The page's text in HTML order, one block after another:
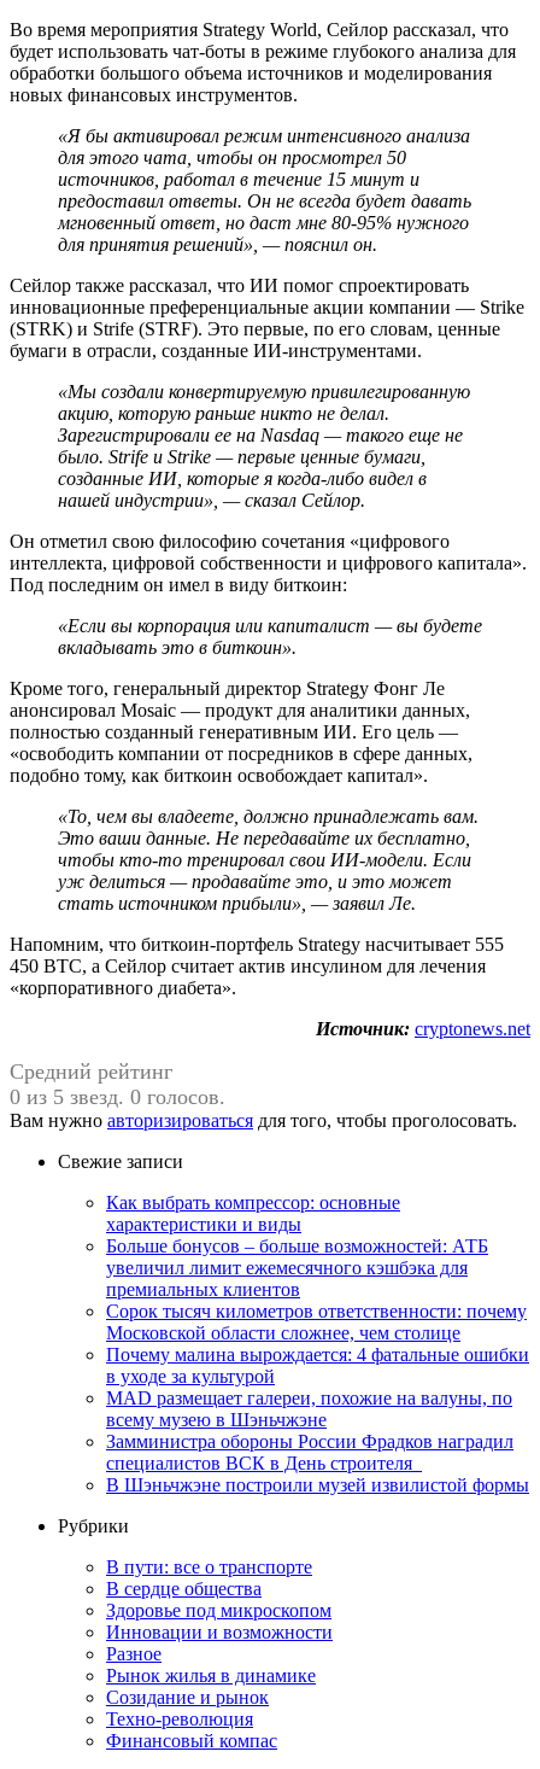
Во время мероприятия Strategy World, Сейлор рассказал, что
будет использовать чат-боты в режиме глубокого анализа для
обработки большого объема источников и моделирования
новых финансовых инструментов.
«Я бы активировал режим интенсивного анализа
для этого чата, чтобы он просмотрел 50
источников, работал в течение 15 минут и
предоставил ответы. Он не всегда будет давать
мгновенный ответ, но даст мне 80-95% нужного
для принятия решений», — пояснил он.
Сейлор также рассказал, что ИИ помог спроектировать
инновационные преференциальные акции компании — Strike
(STRK) и Strife (STRF). Это первые, по его словам, ценные
бумаги в отрасли, созданные ИИ-инструментами.
«Мы создали конвертируемую привилегированную
акцию, которую раньше никто не делал.
Зарегистрировали ее на Nasdaq — такого еще не
было. Strife и Strike — первые ценные бумаги,
созданные ИИ, которые я когда-либо видел в
нашей индустрии», — сказал Сейлор.
Он отметил свою философию сочетания «цифрового
интеллекта, цифровой собственности и цифрового капитала».
Под последним он имел в виду биткоин:
«Если вы корпорация или капиталист — вы будете
вкладывать это в биткоин».
Кроме того, генеральный директор Strategy Фонг Ле
анонсировал Mosaic — продукт для аналитики данных,
полностью созданный генеративным ИИ. Его цель —
«освободить компании от посредников в сфере данных,
подобно тому, как биткоин освобождает капитал».
«То, чем вы владеете, должно принадлежать вам.
Это ваши данные. Не передавайте их бесплатно,
чтобы кто-то тренировал свои ИИ-модели. Если
уж делиться — продавайте это, и это может
стать источником прибыли», — заявил Ле.
Напомним, что биткоин-портфель Strategy насчитывает 555
450 BTC, а Сейлор считает актив инсулином для лечения
«корпоративного диабета».
Источник: cryptonews.net
Средний рейтинг
0 из 5 звезд. 0 голосов.
Вам нужно авторизироваться для того, чтобы проголосовать.
Свежие записи
Как выбрать компрессор: основные
характеристики и виды
Больше бонусов – больше возможностей: АТБ
увеличил лимит ежемесячного кэшбэка для
премиальных клиентов
Сорок тысяч километров ответственности: почему
Московской области сложнее, чем столице
Почему малина вырождается: 4 фатальные ошибки
в уходе за культурой
MAD размещает галереи, похожие на валуны, по
всему музею в Шэньчжэне
Замминистра обороны России Фрадков наградил
специалистов ВСК в День строителя
В Шэньчжэне построили музей извилистой формы
Рубрики
В пути: все о транспорте
В сердце общества
Здоровье под микроскопом
Инновации и возможности
Разное
Рынок жилья в динамике
Созидание и рынок
Техно-революция
Финансовый компас